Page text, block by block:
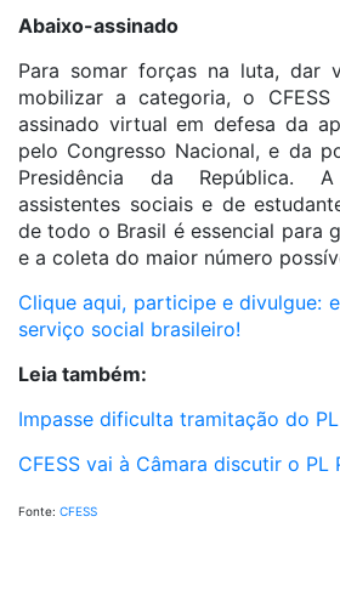
Abaixo-assinado
Para somar forças na luta, dar
mobilizar a categoria, o
assinado virtual em defesa da
pelo Congresso Nacional, e da
Presidência da República.
assistentes sociais e de
de todo o Brasil é essencial para
e a coleta do maior número
Clique aqui, participe e divulgue:
serviço social brasileiro!
Leia também:
Impasse dificulta tramitação do
CFESS vai à Câmara discutir o PL
Fonte: CFESS